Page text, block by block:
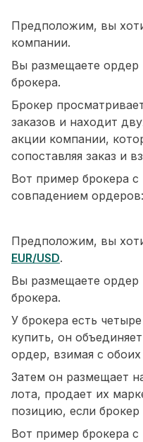
Предположим, вы
компании.
Вы размещаете ордер
брокера.
Брокер
заказов и находит
акции компании,
сопоставляя заказ и
Вот пример брокера
совпадением ордеров:
Предположим, вы
EUR/USD.
Вы размещаете ордер
брокера.
У брокера есть
купить, он
ордер, взимая с
Затем он размещает
лота, продает их
позицию, если брокер
Вот пример брокера